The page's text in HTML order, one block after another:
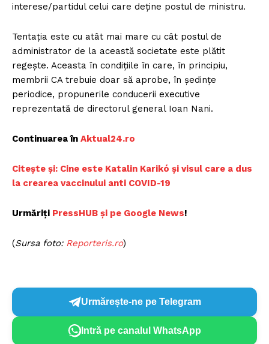
interese/partidul celui care deține postul de ministru.
Tentația este cu atât mai mare cu cât postul de
administrator de la această societate este plătit
regește. Aceasta în condițiile în care, în principiu,
membrii CA trebuie doar să aprobe, în ședințe
periodice, propunerile conducerii executive
reprezentată de directorul general Ioan Nani.
Continuarea în Aktual24.ro
Citește și: Cine este Katalin Karikó și visul care a dus
la crearea vaccinului anti COVID-19
Urmăriți PressHUB și pe Google News!
(Sursa foto: Reporteris.ro)
Urmărește-ne pe Telegram
Intră pe canalul WhatsApp